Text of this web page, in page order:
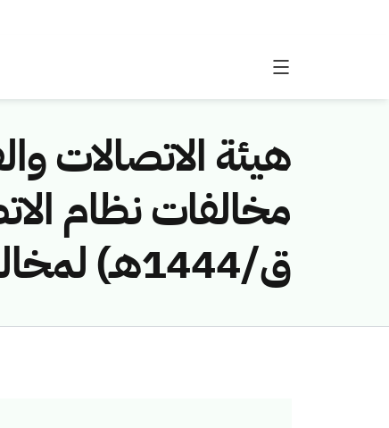
هيئة الاتصالات
ق/1444هـ) لمخالفة (شركة الاتصالات المتنقلة السعودية (زين))